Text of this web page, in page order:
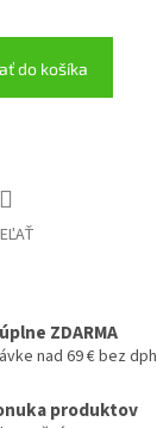
do košíka
ZDARMA
nad 69 € bez dph
produktov